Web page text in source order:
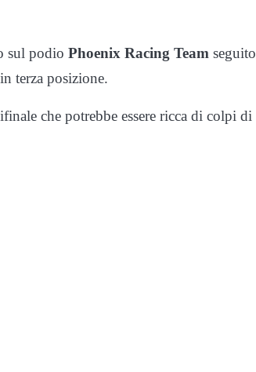
sul podio Phoenix Racing Team seguito
in terza posizione.
che potrebbe essere ricca di colpi di